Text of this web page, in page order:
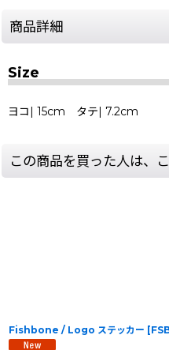
商品詳細
Size
ヨコ| 15cm タテ| 7.2cm
この商品を買った人は、
Fishbone / Logo ステッカー [